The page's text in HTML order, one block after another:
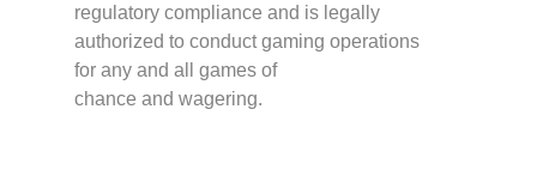
regulatory compliance and is legally
authorized to conduct gaming operations
for any and all games of
chance and wagering.